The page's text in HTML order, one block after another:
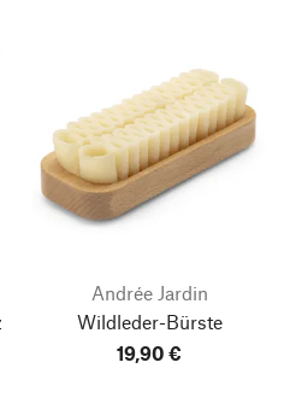
Andrée Jardin
Wildleder-Bürste
19,90 €